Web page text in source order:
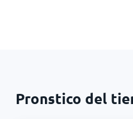
Pronstico del